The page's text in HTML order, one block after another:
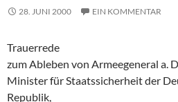
28. JUNI 2000 EIN KOMMENTAR
Trauerrede
zum Ableben von Armeegeneral a.
Minister für Staatssicherheit der
Republik,